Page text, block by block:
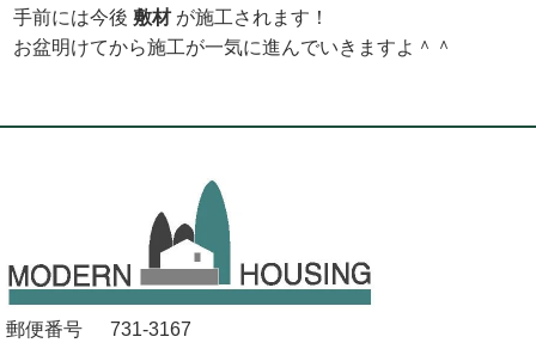
手前には今後 敷材 が施工されます！
お盆明けてから施工が一気に進んでいきますよ＾＾
郵便番号
731-3167